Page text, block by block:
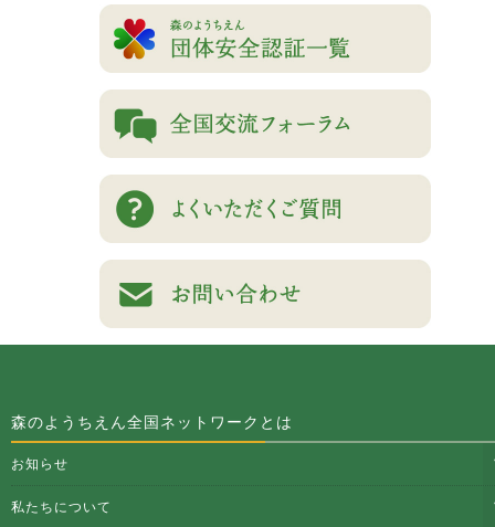
森のようちえん全国ネットワークとは
お知らせ
私たちについて